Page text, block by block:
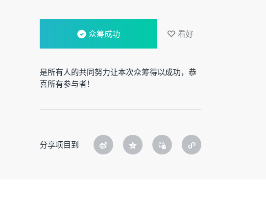
众筹成功 看好
是所有人的共同努力让本次众筹得以成功，恭
喜所有参与者！
分享项目到